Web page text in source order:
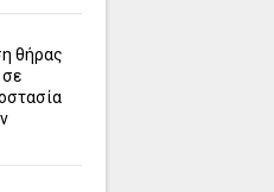
θήρας
σε